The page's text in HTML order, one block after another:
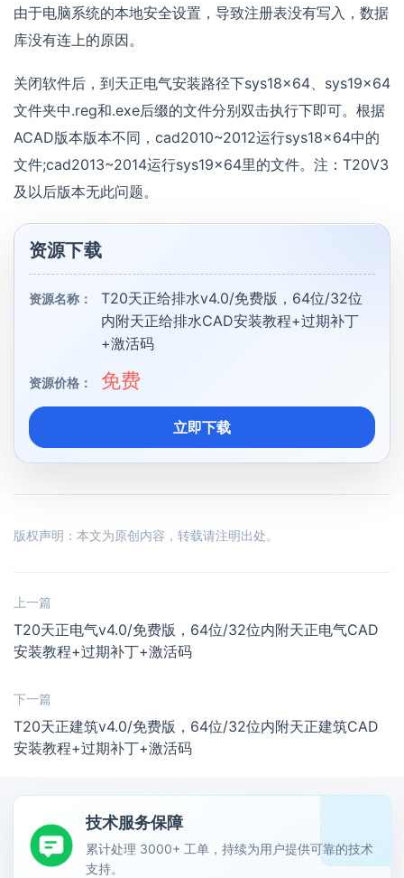
由于电脑系统的本地安全设置，导致注册表没有写入，数据
库没有连上的原因。
关闭软件后，到天正电气安装路径下sys18x64、sys19x64
文件夹中.reg和.exe后缀的文件分别双击执行下即可。根据
ACAD版本版本不同，cad2010~2012运行sys18x64中的
文件;cad2013~2014运行sys19x64里的文件。注：T20V3
及以后版本无此问题。
资源下载
资源名称：
T20天正给排水v4.0/免费版，64位/32位
内附天正给排水CAD安装教程+过期补丁
+激活码
资源价格： 免费
立即下载
版权声明：本文为原创内容，转载请注明出处。
上一篇
T20天正电气v4.0/免费版，64位/32位内附天正电气CAD
安装教程+过期补丁+激活码
下一篇
T20天正建筑v4.0/免费版，64位/32位内附天正建筑CAD
安装教程+过期补丁+激活码
技术服务保障
累计处理 3000+ 工单，持续为用户提供可靠的技术
支持。